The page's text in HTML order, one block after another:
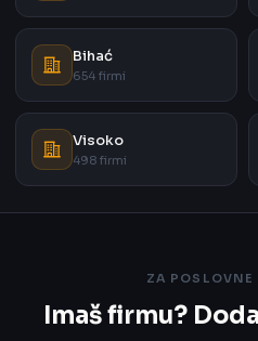
Bihać
654 firmi
Visoko
498 firmi
ZA POSLOVNE
Imaš firmu?